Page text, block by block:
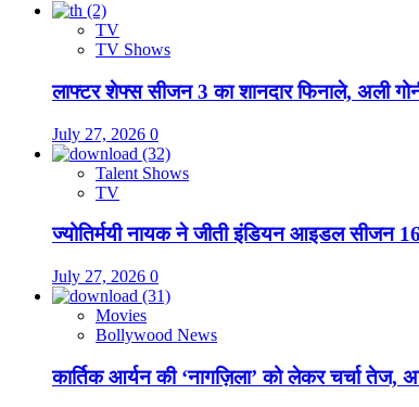
TV
TV Shows
लाफ्टर शेफ्स सीजन 3 का शानदार फिनाले, अली
July 27, 2026 0
Talent Shows
TV
ज्योतिर्मयी नायक ने जीती इंडियन आइडल सीजन
July 27, 2026 0
Movies
Bollywood News
कार्तिक आर्यन की ‘नागज़िला’ को लेकर चर्चा